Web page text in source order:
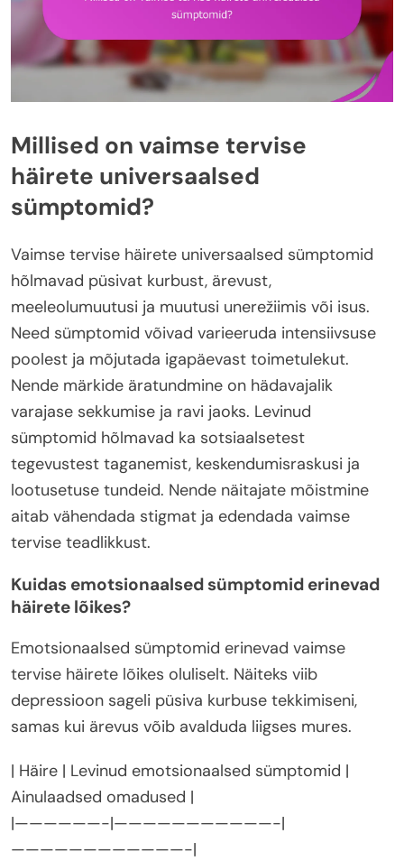
Millised on vaimse tervise
häirete universaalsed
sümptomid?
Vaimse tervise häirete universaalsed sümptomid
hõlmavad püsivat kurbust, ärevust,
meeleolumuutusi ja muutusi unerežiimis või isus.
Need sümptomid võivad varieeruda intensiivsuse
poolest ja mõjutada igapäevast toimetulekut.
Nende märkide äratundmine on hädavajalik
varajase sekkumise ja ravi jaoks. Levinud
sümptomid hõlmavad ka sotsiaalsetest
tegevustest taganemist, keskendumisraskusi ja
lootusetuse tundeid. Nende näitajate mõistmine
aitab vähendada stigmat ja edendada vaimse
tervise teadlikkust.
Kuidas emotsionaalsed sümptomid erinevad
häirete lõikes?
Emotsionaalsed sümptomid erinevad vaimse
tervise häirete lõikes oluliselt. Näiteks viib
depressioon sageli püsiva kurbuse tekkimiseni,
samas kui ärevus võib avalduda liigses mures.
| Häire | Levinud emotsionaalsed sümptomid |
Ainulaadsed omadused |
|——————-|———————————-|
————————————-|